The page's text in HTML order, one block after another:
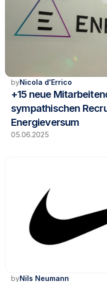
byNicola d'Errico
+15 neue
sympathischen
Energieversum
05.06.2025
byNils Neumann